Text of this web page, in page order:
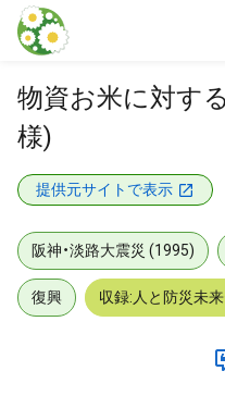
本文に飛ぶ
物資お米に対す
様)
提供元サイトで表示
阪神・淡路大震災 (1995)
復興 収録:人と防災未